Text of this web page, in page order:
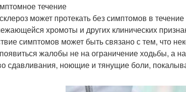
течение
может протекать без симптомов в
хромоты и других клинических
симптомов может быть связано с тем, что
жалобы не на ограничение ходьбы, а
сдавливания, ноющие и тянущие боли,